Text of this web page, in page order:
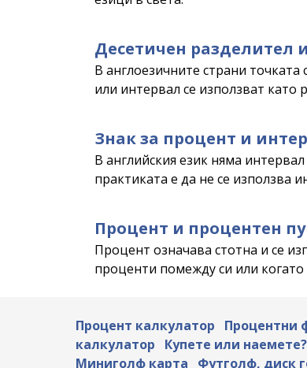
Десетичен разделител
В англоезичните страни точката
или интервал се използват като
Знак за процент и
В английския език няма
практиката е да не се използва
Процент и процентен
Процент означава стотна и се
проценти помежду си или
Процент калкулатор Процентни
калкулатор
Купете или наемете?
Миниголф карта
Футголф, диск